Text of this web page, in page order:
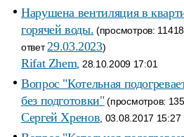
Нарушена вентиляция в
горячей воды. (просмотров:
ответ29.03.2023)
Rifat Zhem , 28.10.2009 17:01
Вопрос "Котельная
без подготовки" (просмотров:
Сергей Хренов , 03.08.2017 15:27